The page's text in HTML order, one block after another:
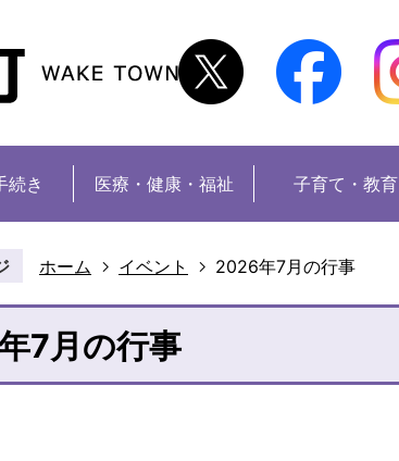
続き 医療・健康・福祉 子育て・教育
ホーム イベント 2026年7月の行事
7月の行事